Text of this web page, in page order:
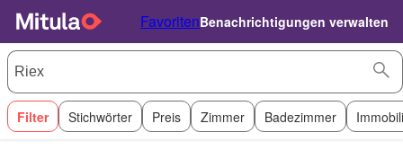
FavoritenBenachrichtigungen verwalten
Filter Stichwörter Preis Zimmer Badezimmer